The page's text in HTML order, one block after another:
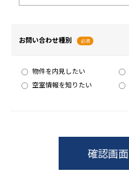
お問い合わせ種別 必須
物件を内見したい
空室情報を知りたい